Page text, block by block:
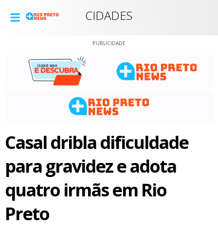
CIDADES
PUBLICIDADE
Casal dribla dificuldade
para gravidez e adota
quatro irmãs em Rio
Preto